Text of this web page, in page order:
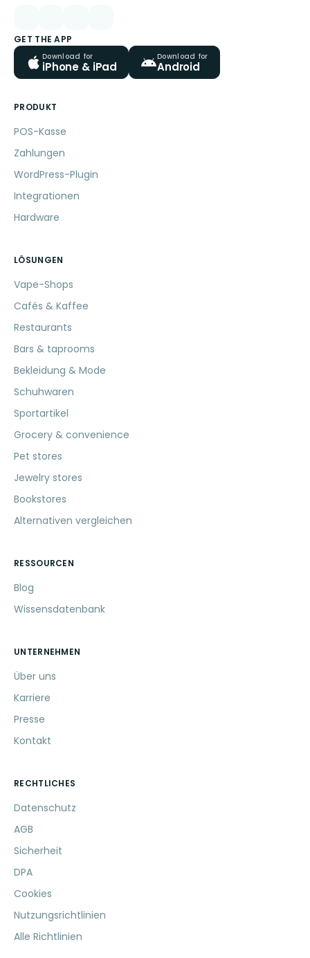
GET THE APP
Download for
iPhone & iPad
Download for
Android
PRODUKT
POS-Kasse
Zahlungen
WordPress-Plugin
Integrationen
Hardware
LÖSUNGEN
Vape-Shops
Cafés & Kaffee
Restaurants
Bars & taprooms
Bekleidung & Mode
Schuhwaren
Sportartikel
Grocery & convenience
Pet stores
Jewelry stores
Bookstores
Alternativen vergleichen
RESSOURCEN
Blog
Wissensdatenbank
UNTERNEHMEN
Über uns
Karriere
Presse
Kontakt
RECHTLICHES
Datenschutz
AGB
Sicherheit
DPA
Cookies
Nutzungsrichtlinien
Alle Richtlinien